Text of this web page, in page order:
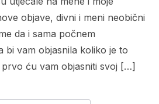
objave, divni i meni neobični
da i sama počnem
bi vam objasnila koliko je to
ću vam objasniti svoj […]